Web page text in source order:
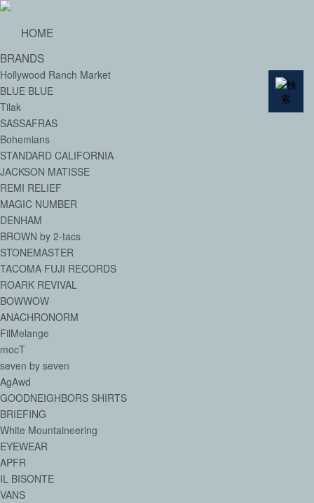
HOME
BRANDS
Hollywood Ranch Market
BLUE BLUE
Tilak
SASSAFRAS
Bohemians
STANDARD CALIFORNIA
JACKSON MATISSE
REMI RELIEF
MAGIC NUMBER
DENHAM
BROWN by 2-tacs
STONEMASTER
TACOMA FUJI RECORDS
ROARK REVIVAL
BOWWOW
ANACHRONORM
FilMelange
mocT
seven by seven
AgAwd
GOODNEIGHBORS SHIRTS
BRIEFING
White Mountaineering
EYEWEAR
APFR
IL BISONTE
VANS